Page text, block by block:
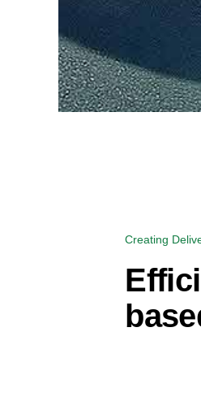
Creating